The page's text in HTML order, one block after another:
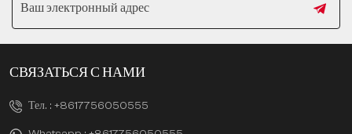
СВЯЗАТЬСЯ С НАМИ
Тел. : +8617756050555